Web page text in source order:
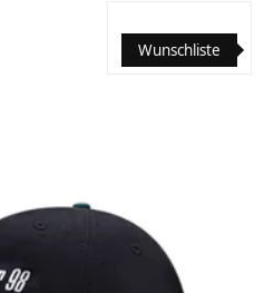
Wunschliste